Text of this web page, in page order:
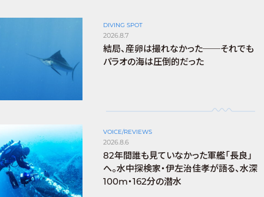
DIVING SPOT
2026.8.7
結局、産卵は撮れなかった──それでも
パラオの海は圧倒的だった
VOICE/REVIEWS
2026.8.6
82年間誰も見ていなかった軍艦「長良」
へ。水中探検家・伊左治佳孝が語る、水深
100m・162分の潜水